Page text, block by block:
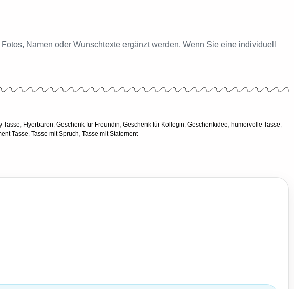
Namen oder Wunschtexte ergänzt werden. Wenn Sie eine individuell
Tasse, Flyerbaron, Geschenk für Freundin, Geschenk für Kollegin, Geschenkidee, humorvolle Tasse,
Tasse, Tasse mit Spruch, Tasse mit Statement